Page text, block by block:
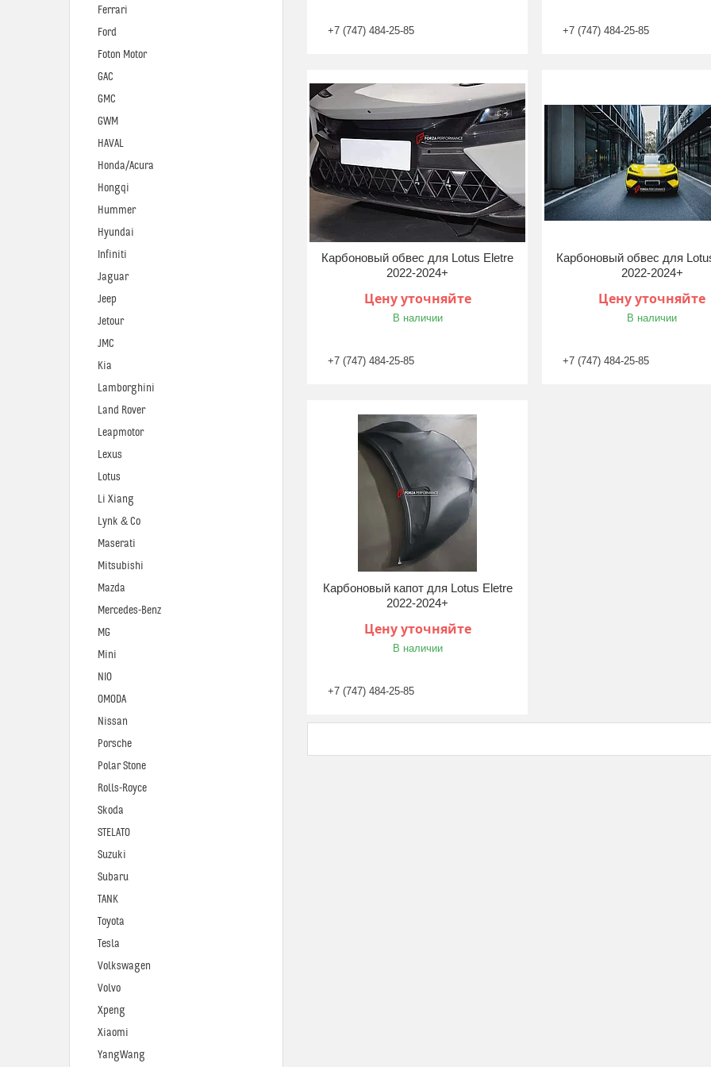
+7 (747) 484-25-85 +7 (747) 484-25-85
Карбоновый обвес для Lotus Eletre
2022-2024+
Цену уточняйте
В наличии
+7 (747) 484-25-85
Карбоновый обвес для
2022-2024+
Цену уточняйте
В наличии
+7 (747) 484-25-85
Карбоновый капот для Lotus Eletre
2022-2024+
Цену уточняйте
В наличии
+7 (747) 484-25-85
Ferrari
Ford
Foton Motor
GAC
GMC
GWM
HAVAL
Honda/Acura
Hongqi
Hummer
Hyundai
Infiniti
Jaguar
Jeep
Jetour
JMC
Kia
Lamborghini
Land Rover
Leapmotor
Lexus
Lotus
Li Xiang
Lynk & Co
Maserati
Mitsubishi
Mazda
Mercedes-Benz
MG
Mini
NIO
OMODA
Nissan
Porsche
Polar Stone
Rolls-Royce
Skoda
STELATO
Suzuki
Subaru
TANK
Toyota
Tesla
Volkswagen
Volvo
Xpeng
Xiaomi
YangWang